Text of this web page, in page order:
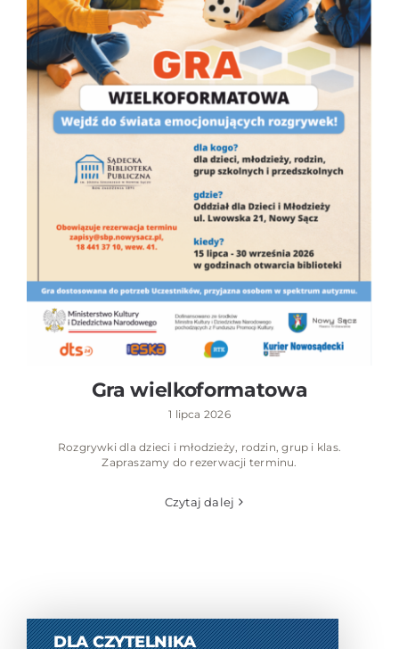
Gra wielkoformatowa
Gra wielkoformatowa
1 lipca 2026
Rozgrywki dla dzieci i młodzieży, rodzin, grup i klas.
Zapraszamy do rezerwacji terminu.
Czytaj dalej
DLA CZYTELNIKA